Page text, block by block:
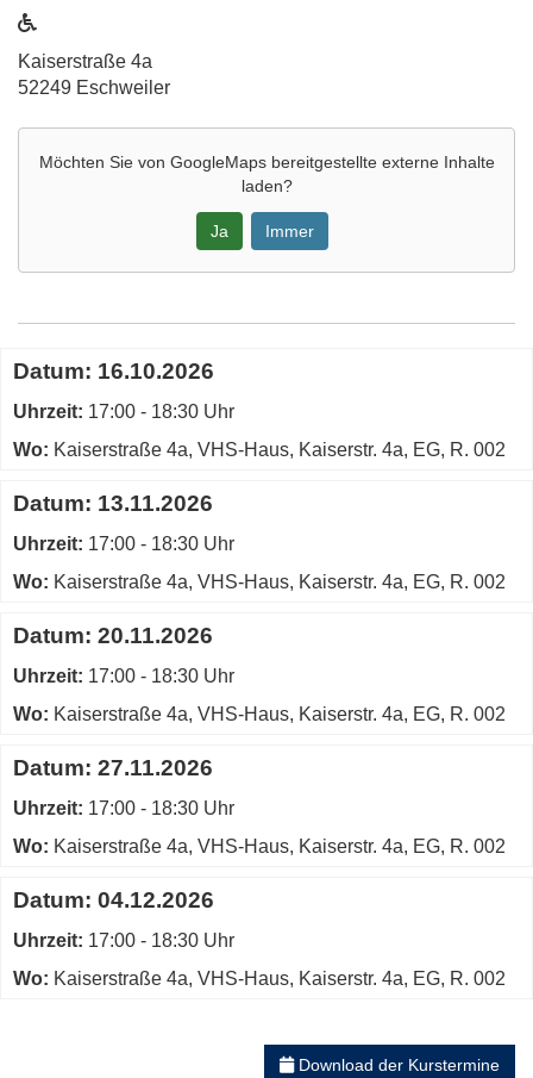
Adresse:
Kaiserstraße 4a
52249 Eschweiler
Möchten Sie von GoogleMapsbereitgestellte externe Inhalte
laden?
Ja Immer
Maps
von
vhs-
Raum
in
neuem
öffnen
Termine
zum
diesen
Kurs
Datum: 16.10.2026
Uhrzeit: 17:00 - 18:30 Uhr
Wo: Kaiserstraße 4a, VHS-Haus, Kaiserstr. 4a, EG, R. 002
Datum: 13.11.2026
Uhrzeit: 17:00 - 18:30 Uhr
Wo: Kaiserstraße 4a, VHS-Haus, Kaiserstr. 4a, EG, R. 002
Datum: 20.11.2026
Uhrzeit: 17:00 - 18:30 Uhr
Wo: Kaiserstraße 4a, VHS-Haus, Kaiserstr. 4a, EG, R. 002
Datum: 27.11.2026
Uhrzeit: 17:00 - 18:30 Uhr
Wo: Kaiserstraße 4a, VHS-Haus, Kaiserstr. 4a, EG, R. 002
Datum: 04.12.2026
Uhrzeit: 17:00 - 18:30 Uhr
Wo: Kaiserstraße 4a, VHS-Haus, Kaiserstr. 4a, EG, R. 002
Download der Kurstermine